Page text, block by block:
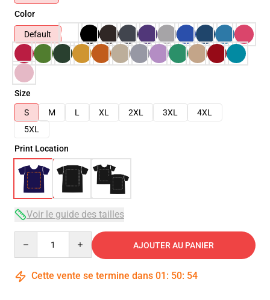
Color
Default
Size
S
M L XL 2XL 3XL
4XL
5XL
Print Location
Voir le guide des tailles
AJOUTER AU PANIER
Cette vente se termine dans 01 : 50: 54